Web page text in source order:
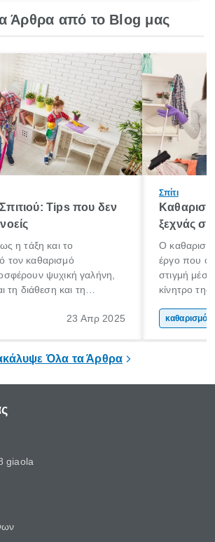
Άρθρα από το Blog μας
Tips που δεν
η τάξη και το
τον καθαρισμό
ψυχική γαλήνη,
τη διάθεση και τη
καθαρό23 Απρ 2025
Σπίτι
ξεχνάς
Ο
έργο που
στιγμή
κίνητρο της
πιο
Όλα τα Άρθρα
giaola